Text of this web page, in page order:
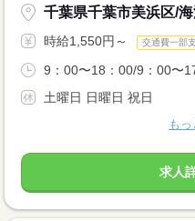
千葉県千葉市美浜区/海
時給1,550円～ 交通費一部
9：00〜18：00/9：00〜
土曜日 日曜日 祝日
も
求人